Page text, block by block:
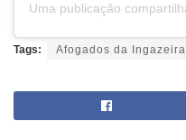
Tags: Afogados da Ingazeira